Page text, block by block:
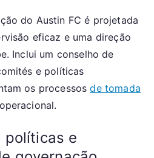
do Austin FC é projetada
eficaz e uma direção
Inclui um conselho de
e políticas
os processosde tomada
políticas e